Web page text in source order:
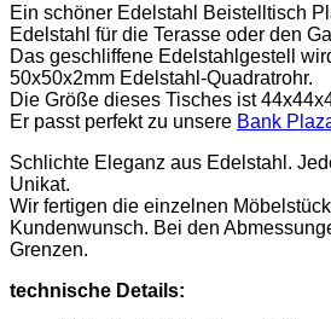
Ein schöner Edelstahl Beistelltisch
Edelstahl für die Terasse oder den
Das geschliffene Edelstahlgestell
50x50x2mm Edelstahl-Quadratrohr.
Die Größe dieses Tisches ist
Er passt perfekt zu unsere Bank
Schlichte Eleganz aus Edelstahl.
Unikat.
Wir fertigen die einzelnen
Kundenwunsch. Bei den
Grenzen.
technische Details: